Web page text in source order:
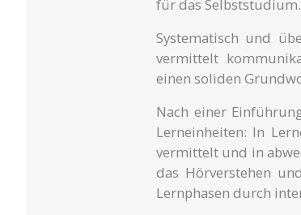
für das Selbststudium.
Systematisch und
vermittelt
einen soliden
Nach einer
Lerneinheiten: In
vermittelt und in
das Hörverstehen
Lernphasen durch